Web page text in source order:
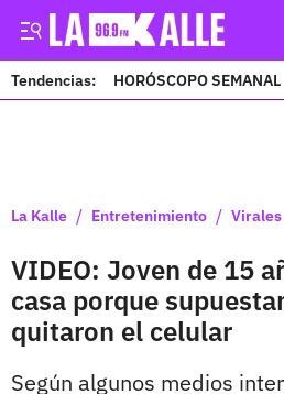
Tendencias: HORÓSCOPO SEMANAL
La Kalle / Entretenimiento / Virales
VIDEO: Joven de 15
casa porque
quitaron el celular
Según algunos medios